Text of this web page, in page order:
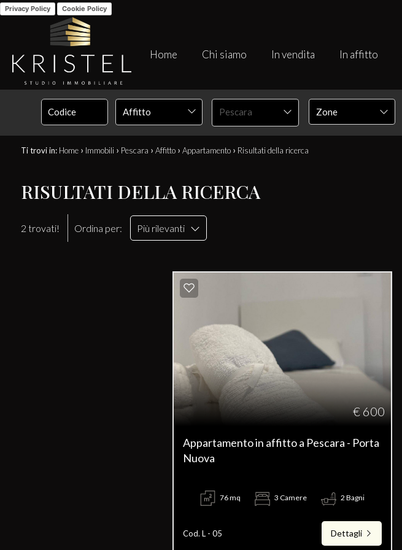
Privacy Policy Cookie Policy
Home Chi siamo In vendita In affitto
Affitto Pescara
Ti trovi in: Home › Immobili › Pescara › Affitto › Appartamento › Risultati della ricerca
RISULTATI DELLA RICERCA
2 trovati! Ordina per: Più rilevanti
€ 600
Appartamento in affitto a Pescara - Porta
Nuova
76 mq 3 Camere 2 Bagni
Cod. L - 05 Dettagli